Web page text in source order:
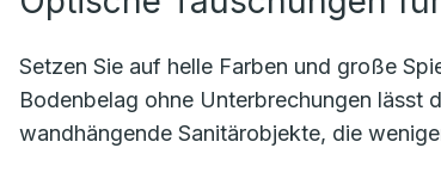
Setzen Sie auf helle Farben und große
Bodenbelag ohne Unterbrechungen lässt
wandhängende Sanitärobjekte, die